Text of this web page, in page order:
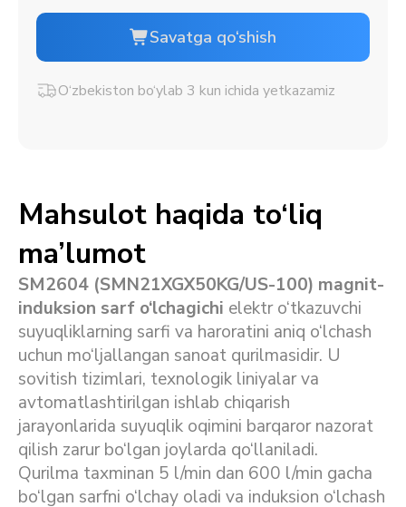
Savatga qo‘shish
O‘zbekiston bo‘ylab 3 kun ichida yetkazamiz
Mahsulot haqida to‘liq
ma’lumot
SM2604 (SMN21XGX50KG/US-100) magnit-
induksion sarf o‘lchagichi elektr o‘tkazuvchi
suyuqliklarning sarfi va haroratini aniq o‘lchash
uchun mo‘ljallangan sanoat qurilmasidir. U
sovitish tizimlari, texnologik liniyalar va
avtomatlashtirilgan ishlab chiqarish
jarayonlarida suyuqlik oqimini barqaror nazorat
qilish zarur bo‘lgan joylarda qo‘llaniladi.
Qurilma taxminan 5 l/min dan 600 l/min gacha
bo‘lgan sarfni o‘lchay oladi va induksion o‘lchash